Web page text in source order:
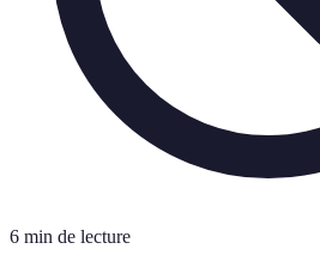
6 min de lecture